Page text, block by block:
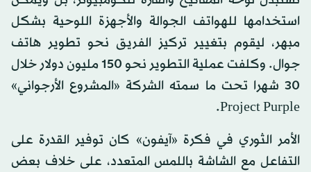
استخدامها للهواتف الجوالة والأجهزة اللوحية بشكل
مبهر، ليقوم بتغيير تركيز الفريق نحو تطوير هاتف
جوال. وكلفت عملية التطوير نحو 150 مليون دولار خلال
30 شهرا تحت ما سمته الشركة «المشروع الأرجواني»
Project Purple.
الأمر الثوري في فكرة «آيفون» كان توفير القدرة على
التفاعل مع الشاشة باللمس المتعدد، على خلاف بعض